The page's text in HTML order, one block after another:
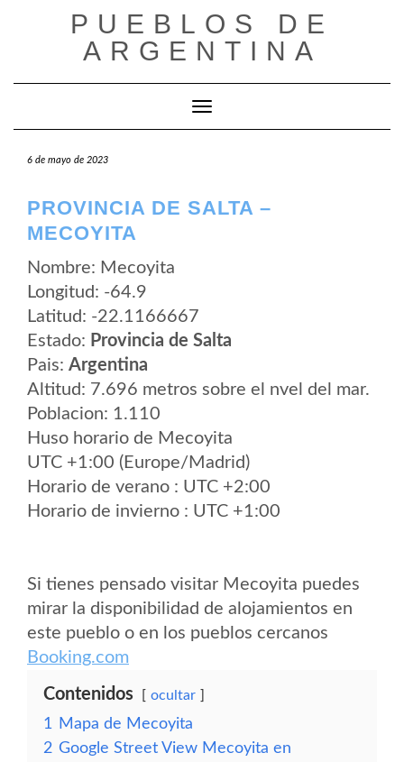
PUEBLOS DE
ARGENTINA
Cambiar modo de navegación
6 de mayo de 2023
PROVINCIA DE SALTA –
MECOYITA
Nombre: Mecoyita
Longitud: -64.9
Latitud: -22.1166667
Estado: Provincia de Salta
Pais: Argentina
Altitud: 7.696 metros sobre el nvel del mar.
Poblacion: 1.110
Huso horario de Mecoyita
UTC +1:00 (Europe/Madrid)
Horario de verano : UTC +2:00
Horario de invierno : UTC +1:00
Si tienes pensado visitar Mecoyita puedes
mirar la disponibilidad de alojamientos en
este pueblo o en los pueblos cercanos
Booking.com
Contenidos ocultar
1
Mapa de Mecoyita
2 Google Street View Mecoyita en